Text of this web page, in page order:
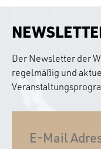
Der Newsletter der
regelmäßig und